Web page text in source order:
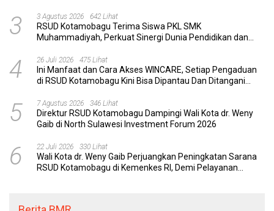
3 3 Agustus 2026 642 Lihat
RSUD Kotamobagu Terima Siswa PKL SMK
Muhammadiyah, Perkuat Sinergi Dunia Pendidikan dan
4 26 Juli 2026 475 Lihat
Ini Manfaat dan Cara Akses WINCARE, Setiap Pengaduan
di RSUD Kotamobagu Kini Bisa Dipantau Dan Ditangani
5 7 Agustus 2026 346 Lihat
Direktur RSUD Kotamobagu Dampingi Wali Kota dr. Weny
Gaib di North Sulawesi Investment Forum 2026
6 22 Juli 2026 330 Lihat
Wali Kota dr. Weny Gaib Perjuangkan Peningkatan Sarana
RSUD Kotamobagu di Kemenkes RI, Demi Pelayanan